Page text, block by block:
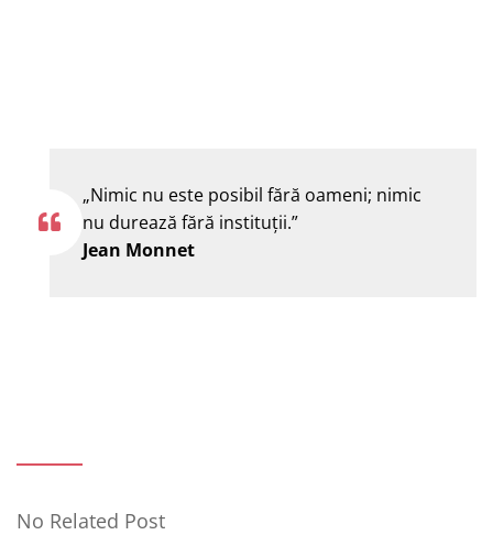
„Nimic nu este posibil fără oameni; nimic
nu durează fără instituţii.”
Jean Monnet
No Related Post